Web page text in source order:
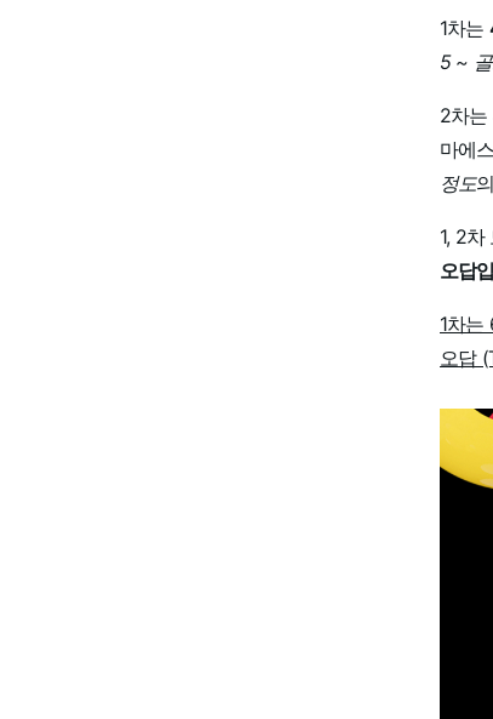
1차는
5 ~
2차는
마에
정도
1, 2차
오답
1차는
오답